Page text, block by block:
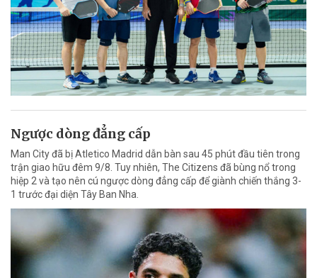
Ngược dòng đẳng cấp
Man City đã bị Atletico Madrid dẫn bàn sau 45 phút đầu tiên trong
trận giao hữu đêm 9/8. Tuy nhiên, The Citizens đã bùng nổ trong
hiệp 2 và tạo nên cú ngược dòng đẳng cấp để giành chiến thắng 3-
1 trước đại diện Tây Ban Nha.